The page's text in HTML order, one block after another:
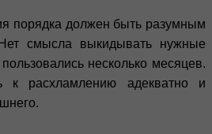
порядка должен быть разумным
смысла выкидывать нужные
несколько месяцев.
к расхламлению адекватно и